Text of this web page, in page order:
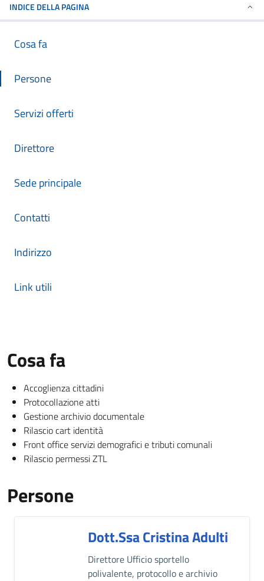
INDICE DELLA PAGINA
Cosa fa
Persone
Servizi offerti
Direttore
Sede principale
Contatti
Indirizzo
Link utili
Cosa fa
Accoglienza cittadini
Protocollazione atti
Gestione archivio documentale
Rilascio cart identità
Front office servizi demografici e tributi comunali
Rilascio permessi ZTL
Persone
Dott.ssa Cristina Adulti
Descrizione breve
Direttore Ufficio sportello
polivalente, protocollo e archivio